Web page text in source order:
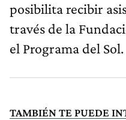
posibilita recibir
través de la
el Programa del Sol.
TAMBIÉN TE PUEDE